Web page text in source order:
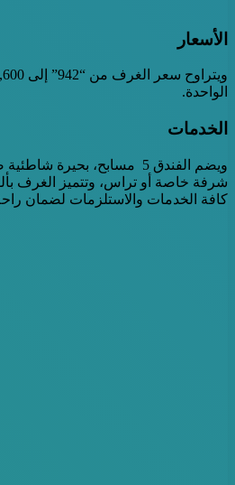
الأسعار
الواحدة.
الخدمات
ويضم الفندق 5 مسابح،
شرفة خاصة أو تراس، وتتميز الغرف
كافة الخدمات والاستلزمات لضمان